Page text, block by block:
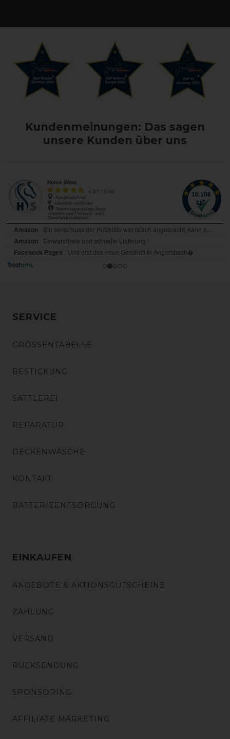
Kundenmeinungen: Das sagen
unsere Kunden über uns
SERVICE
GRÖSSENTABELLE
BESTICKUNG
SATTLEREI
REPARATUR
DECKENWÄSCHE
KONTAKT
BATTERIEENTSORGUNG
EINKAUFEN
ANGEBOTE & AKTIONSGUTSCHEINE
ZAHLUNG
VERSAND
RÜCKSENDUNG
SPONSORING
AFFILIATE MARKETING